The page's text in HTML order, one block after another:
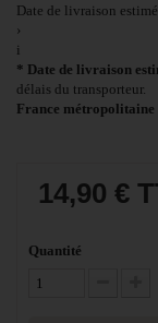
Date de livraison
›
i
* Date de livraison
délais du transporteur.
France métropolitaine
14,90 €
Quantité
Diminuer